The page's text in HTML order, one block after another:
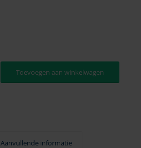
Toevoegen aan winkelwagen
Aanvullende informatie